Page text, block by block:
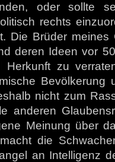
oder sollte
rechts
Die Brüder
deren Ideen vor
Herkunft zu
nicht zum
anderen
Meinung über
die
an Intelligenz